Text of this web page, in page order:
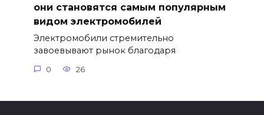
они становятся самым популярным
видом электромобилей
Электромобили стремительно
завоевывают рынок благодаря
0 26